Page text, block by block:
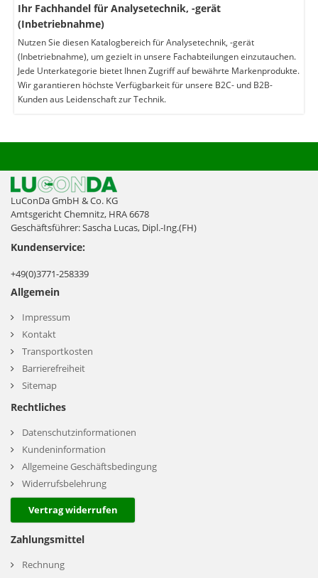
Ihr Fachhandel für Analysetechnik, -gerät
(Inbetriebnahme)
Nutzen Sie diesen Katalogbereich für Analysetechnik, -gerät
(Inbetriebnahme), um gezielt in unsere Fachabteilungen einzutauchen.
Jede Unterkategorie bietet Ihnen Zugriff auf bewährte Markenprodukte.
Wir garantieren höchste Verfügbarkeit für unsere B2C- und B2B-
Kunden aus Leidenschaft zur Technik.
LuConDa GmbH & Co. KG
Amtsgericht Chemnitz, HRA 6678
Geschäftsführer: Sascha Lucas, Dipl.-Ing.(FH)
Kundenservice:
+49(0)3771-258339
Allgemein
Impressum
Kontakt
Transportkosten
Barrierefreiheit
Sitemap
Rechtliches
Datenschutzinformationen
Kundeninformation
Allgemeine Geschäftsbedingung
Widerrufsbelehrung
Vertrag widerrufen
Zahlungsmittel
Rechnung